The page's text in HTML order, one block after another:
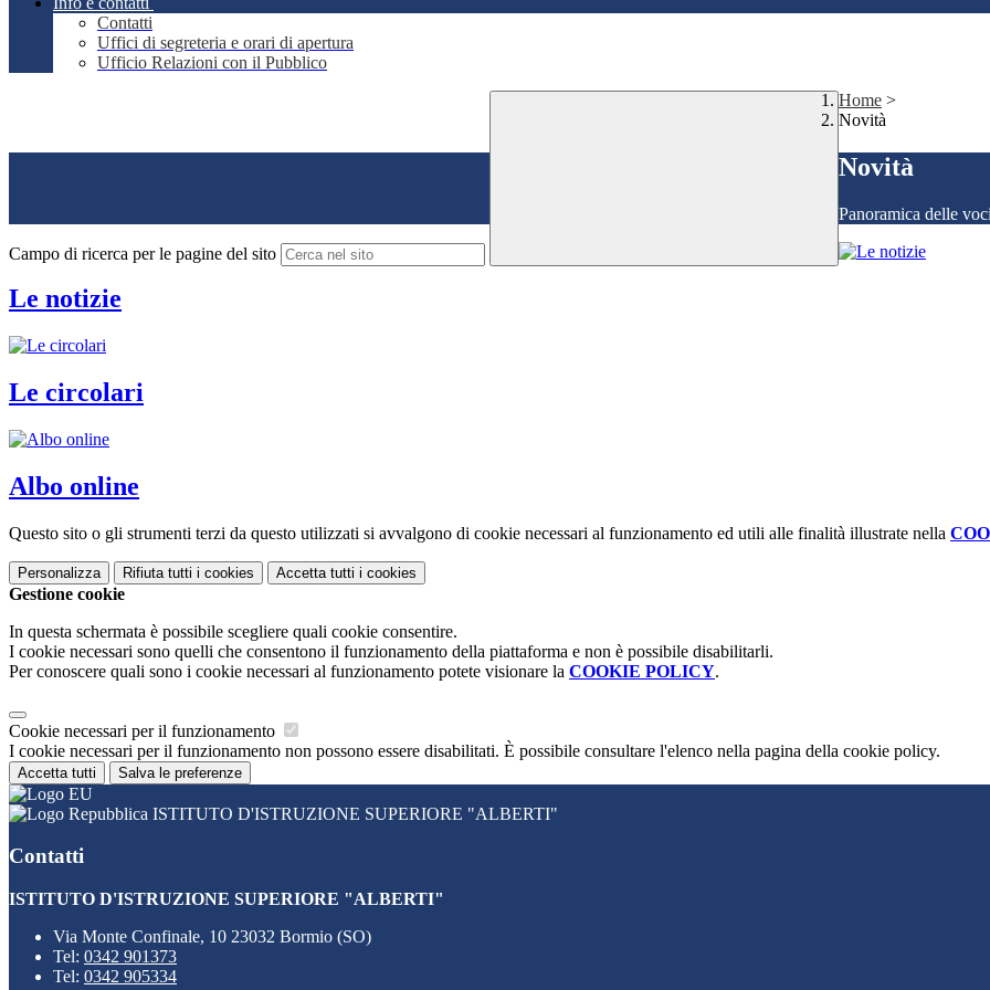
Contatti
Uffici di segreteria e orari di apertura
Ufficio Relazioni con il Pubblico
Campo di ricerca per le pagine del sito
Home >
Novità
Novità
Panoramica delle
Le notizie
Le circolari
Albo online
Questo sito o gli strumenti terzi da questo utilizzati si avvalgono di cookie necessari al funzionamento ed utili alle finalità illustrate nella
Personalizza Rifiuta tutti i cookies Accetta tutti i cookies
Gestione cookie
In questa schermata è possibile scegliere quali cookie consentire.
I cookie necessari sono quelli che consentono il funzionamento della piattaforma e non è possibile disabilitarli.
Per conoscere quali sono i cookie necessari al funzionamento potete visionare la COOKIE POLICY.
Cookie necessari per il funzionamento
I cookie necessari per il funzionamento non possono essere disabilitati. È possibile consultare l'elenco nella pagina della cookie policy.
Accetta tutti Salva le preferenze
ISTITUTO D'ISTRUZIONE SUPERIORE "ALBERTI"
Contatti
ISTITUTO D'ISTRUZIONE SUPERIORE "ALBERTI"
Via Monte Confinale, 10 23032 Bormio (SO)
Tel: 0342 901373
Tel: 0342 905334